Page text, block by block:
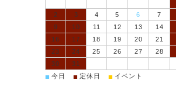
2
3 4 5 6 7
9
10 11 12 13 14
16
17 18 19 20 21
23
24 25 26 27 28
30
31
■ 今日 ■ 定休日 ■ イベント